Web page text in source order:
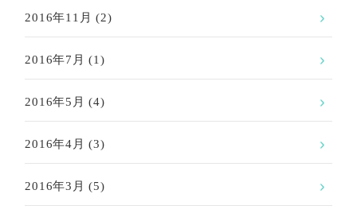
2016年11月 (2)
2016年7月 (1)
2016年5月 (4)
2016年4月 (3)
2016年3月 (5)